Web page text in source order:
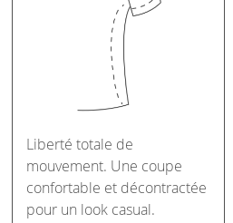
Liberté totale de
mouvement. Une coupe
confortable et décontractée
pour un look casual.